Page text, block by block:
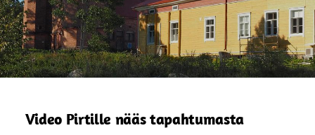
Video Pirtille nääs tapahtumasta